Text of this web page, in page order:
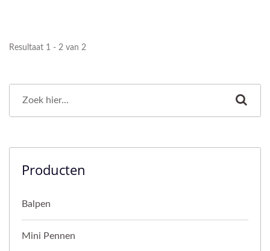
Resultaat 1 - 2 van 2
Producten
Balpen
Mini Pennen